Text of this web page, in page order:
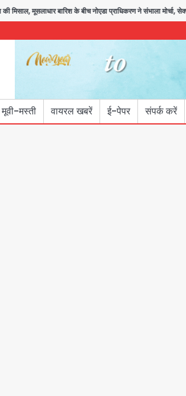
मूसलाधार बारिश के बीच नोएडा प्राधिकरण ने संभाला मोर्चा, सेक्टर
मूवी-मस्ती वायरल खबरें ई-पेपर संपर्क करें